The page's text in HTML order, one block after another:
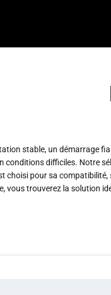
stable, un démarrage
conditions difficiles. Notre
choisi pour sa
vous trouverez la solution